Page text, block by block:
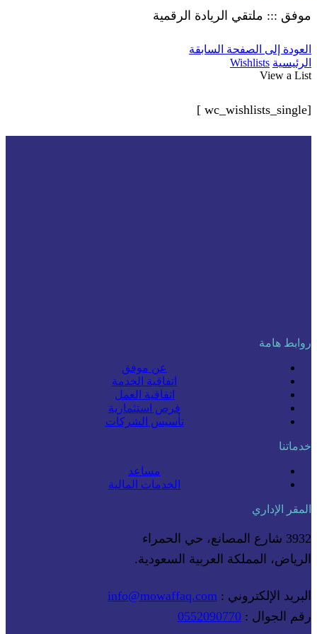
موفق ::: ملتقي الريادة الرقمية
العودة إلى الصفحة السابقة
الرئيسية Wishlists
View a List
[wc_wishlists_single ]
روابط هامة
عن موفق
اتفاقية الخدمة
اتفاقية العمل
فرص استثمارية
تأسيس الشركات
خدماتنا
مساعد
الخدمات المالية
المقر الإداري
3932 شارع المصانع، حي الحمراء
الرياض، المملكة العربية السعودية.
البريد الإلكتروني : info@mowaffaq.com
رقم الجوال : 0552090770